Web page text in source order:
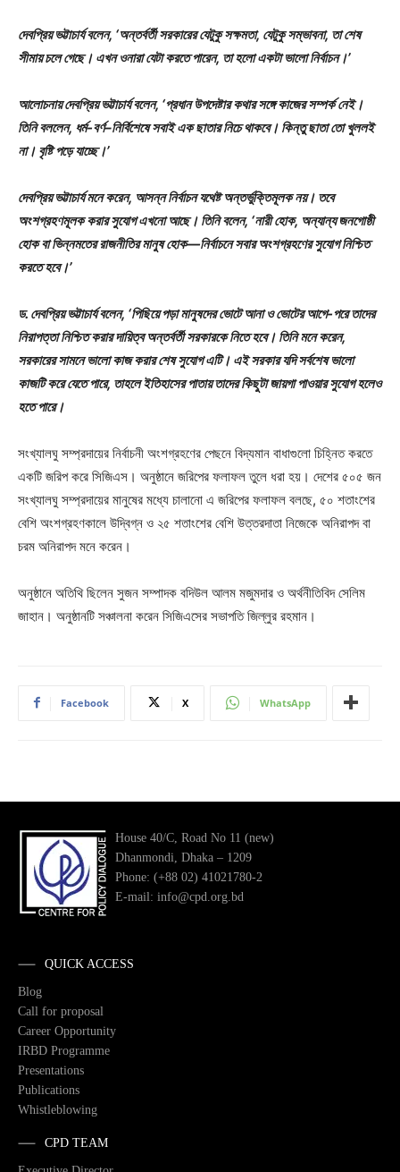
দেবপ্রিয় ভট্টাচার্য বলেন, ‘অন্তর্বর্তী সরকারের যেটুকু সক্ষমতা, যেটুকু সম্ভাবনা, তা শেষ
সীমায় চলে গেছে। এখন ওনারা যেটা করতে পারেন, তা হলো একটা ভালো নির্বাচন।’
আলোচনায় দেবপ্রিয় ভট্টাচার্য বলেন, ‘প্রধান উপদেষ্টার কথার সঙ্গে কাজের সম্পর্ক নেই।
তিনি বললেন, ধর্ম-বর্ণ–নির্বিশেষে সবাই এক ছাতার নিচে থাকবে। কিন্তু ছাতা তো খুললই
না। বৃষ্টি পড়ে যাচ্ছে।’
দেবপ্রিয় ভট্টাচার্য মনে করেন, আসন্ন নির্বাচন যথেষ্ট অন্তর্ভুক্তিমূলক নয়। তবে
অংশগ্রহণমূলক করার সুযোগ এখনো আছে। তিনি বলেন, ‘নারী হোক, অন্যান্য জনগোষ্ঠী
হোক বা ভিন্নমতের রাজনীতির মানুষ হোক—নির্বাচনে সবার অংশগ্রহণের সুযোগ নিশ্চিত
করতে হবে।’
ড. দেবপ্রিয় ভট্টাচার্য বলেন, ‘পিছিয়ে পড়া মানুষদের ভোটে আনা ও ভোটের আগে-পরে তাদের
নিরাপত্তা নিশ্চিত করার দায়িত্ব অন্তর্বর্তী সরকারকে নিতে হবে। তিনি মনে করেন,
সরকারের সামনে ভালো কাজ করার শেষ সুযোগ এটি। এই সরকার যদি সর্বশেষ ভালো
কাজটি করে যেতে পারে, তাহলে ইতিহাসের পাতায় তাদের কিছুটা জায়গা পাওয়ার সুযোগ হলেও
হতে পারে।
সংখ্যালঘু সম্প্রদায়ের নির্বাচনী অংশগ্রহণের পেছনে বিদ্যমান বাধাগুলো চিহ্নিত করতে
একটি জরিপ করে সিজিএস। অনুষ্ঠানে জরিপের ফলাফল তুলে ধরা হয়। দেশের ৫০৫ জন
সংখ্যালঘু সম্প্রদায়ের মানুষের মধ্যে চালানো এ জরিপের ফলাফল বলছে, ৫০ শতাংশের
বেশি অংশগ্রহণকালে উদ্বিগ্ন ও ২৫ শতাংশের বেশি উত্তরদাতা নিজেকে অনিরাপদ বা
চরম অনিরাপদ মনে করেন।
অনুষ্ঠানে অতিথি ছিলেন সুজন সম্পাদক বদিউল আলম মজুমদার ও অর্থনীতিবিদ সেলিম
জাহান। অনুষ্ঠানটি সঞ্চালনা করেন সিজিএসের সভাপতি জিল্লুর রহমান।
Facebook X WhatsApp
House 40/C, Road No 11 (new)
Dhanmondi, Dhaka – 1209
Phone: (+88 02) 41021780-2
E-mail: info@cpd.org.bd
QUICK ACCESS
Blog
Call for proposal
Career Opportunity
IRBD Programme
Presentations
Publications
Whistleblowing
CPD TEAM